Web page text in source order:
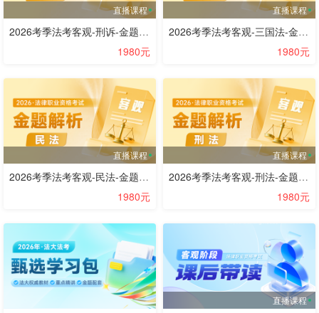
直播课程
2026考季法考客观-刑诉-金题解析阶段-肖沛权
1980元
直播课程
2026考季法考客观-三国法-金题解析阶段-邹龙妹
1980元
直播课程
2026考季法考客观-民法-金题解析阶段-李劲松
1980元
直播课程
2026考季法考客观-刑法-金题解析阶段-方鹏
1980元
直播课程